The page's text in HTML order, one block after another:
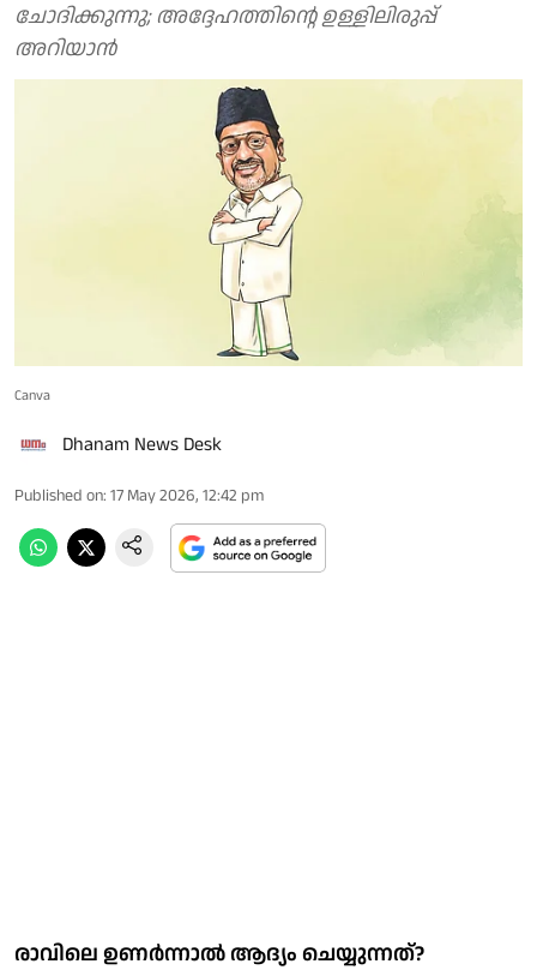
ചോദിക്കുന്നു; അദ്ദേഹത്തിന്റെ ഉള്ളിലിരുപ്പ്
അറിയാൻ
Canva
Dhanam News Desk
Published on: 17 May 2026, 12:42 pm
രാവിലെ ഉണര്‍ന്നാല്‍ ആദ്യം ചെയ്യുന്നത്?